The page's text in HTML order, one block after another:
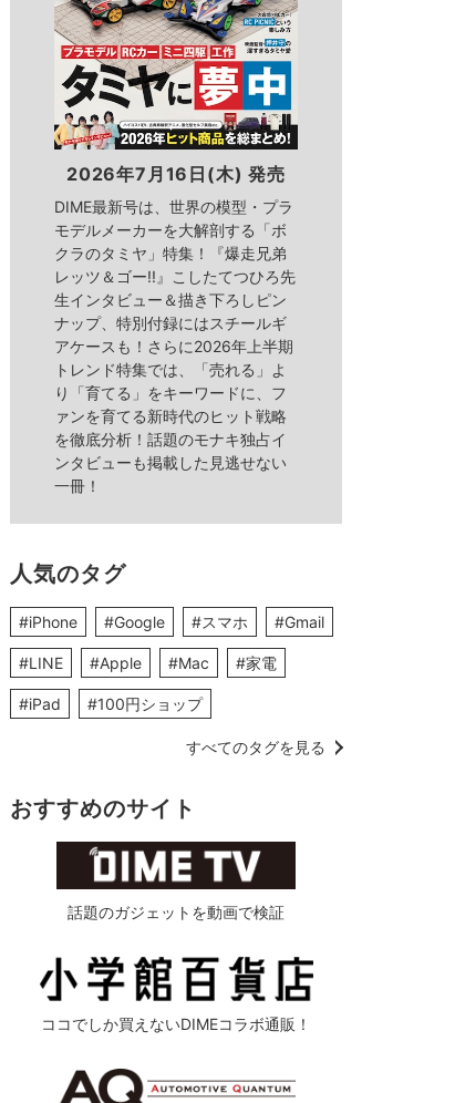
2026年7月16日(木) 発売
DIME最新号は、世界の模型・プラ
モデルメーカーを大解剖する「ボ
クラのタミヤ」特集！『爆走兄弟
レッツ＆ゴー!!』こしたてつひろ先
生インタビュー＆描き下ろしピン
ナップ、特別付録にはスチールギ
アケースも！さらに2026年上半期
トレンド特集では、「売れる」よ
り「育てる」をキーワードに、フ
ァンを育てる新時代のヒット戦略
を徹底分析！話題のモナキ独占イ
ンタビューも掲載した見逃せない
一冊！
人気のタグ
#iPhone #Google #スマホ #Gmail
#LINE #Apple #Mac #家電
#iPad #100円ショップ
すべてのタグを見る
おすすめのサイト
話題のガジェットを動画で検証
ココでしか買えないDIMEコラボ通販！